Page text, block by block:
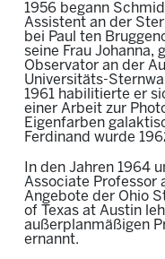
1956 begann
Assistent an der
bei Paul ten
seine Frau Johanna,
Observator an der
Universitäts-
1961 habilitierte er
einer Arbeit zur
Eigenfarben
Ferdinand wurde
In den Jahren 1964
Associate Professor
Angebote der Ohio
of Texas at Austin
außerplanmäßigen
ernannt.